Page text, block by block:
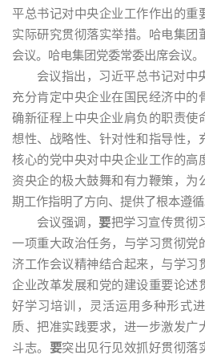
平总书记对中央企业工作作出的重
实际研究贯彻落实举措。哈电集团
会议。哈电集团党委常委出席会议。
会议指出，习近平总书记对中
充分肯定中央企业在国民经济中的
确新征程上中央企业肩负的职责使
想性、战略性、针对性和指导性，
核心的党中央对中央企业工作的高
资央企的极大鼓舞和有力鞭策，为
期工作指明了方向、提供了根本遵循
会议强调，要把学习宣传贯彻
一项重大政治任务，与学习贯彻党
济工作会议精神结合起来，与学习
企业改革发展和党的建设重要论述
好学习培训，灵活运用多种形式
质、把准实践要求，进一步激发广
斗志。 要突出见行见效抓好贯彻落